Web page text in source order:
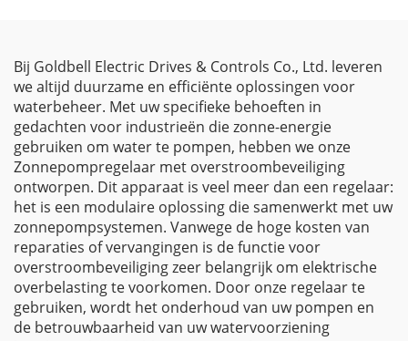
Bij Goldbell Electric Drives & Controls Co., Ltd. leveren
we altijd duurzame en efficiënte oplossingen voor
waterbeheer. Met uw specifieke behoeften in
gedachten voor industrieën die zonne-energie
gebruiken om water te pompen, hebben we onze
Zonnepompregelaar met overstroombeveiliging
ontworpen. Dit apparaat is veel meer dan een regelaar:
het is een modulaire oplossing die samenwerkt met uw
zonnepompsystemen. Vanwege de hoge kosten van
reparaties of vervangingen is de functie voor
overstroombeveiliging zeer belangrijk om elektrische
overbelasting te voorkomen. Door onze regelaar te
gebruiken, wordt het onderhoud van uw pompen en
de betrouwbaarheid van uw watervoorziening